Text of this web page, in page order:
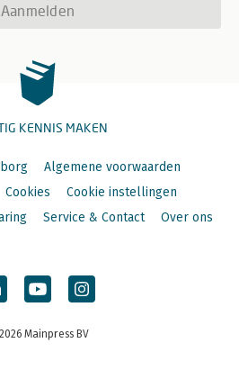
Aanmelden
KENNIS MAKEN
Algemene voorwaarden
Cookies
Cookie instellingen
Service & Contact Over ons
Mainpress BV